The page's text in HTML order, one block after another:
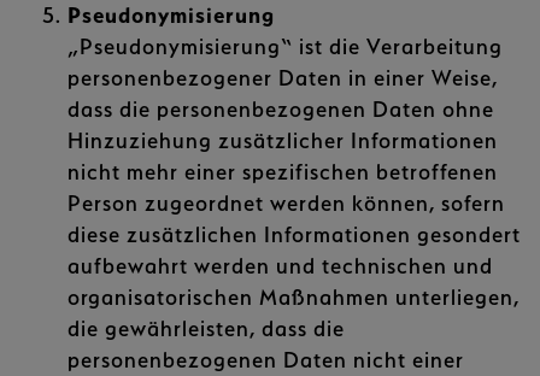
Pseudonymisierung
„Pseudonymisierung“ ist die Verarbeitung
personenbezogener Daten in einer Weise,
dass die personenbezogenen Daten ohne
Hinzuziehung zusätzlicher Informationen
nicht mehr einer spezifischen betroffenen
Person zugeordnet werden können, sofern
diese zusätzlichen Informationen gesondert
aufbewahrt werden und technischen und
organisatorischen Maßnahmen unterliegen,
die gewährleisten, dass die
personenbezogenen Daten nicht einer